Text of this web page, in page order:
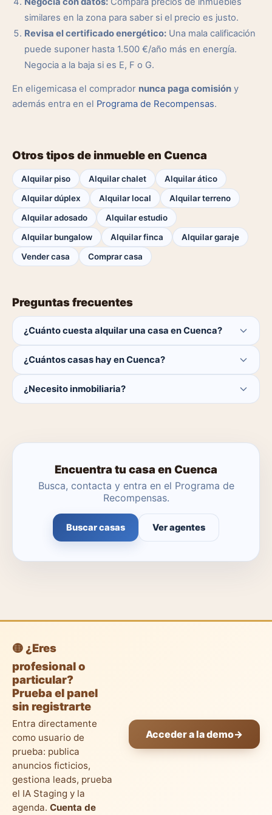
similares en la zona para saber si el precio es justo.
Revisa el certificado energético: Una mala calificación
puede suponer hasta 1.500 €/año más en energía.
Negocia a la baja si es E, F o G.
En eligemicasa el comprador nunca paga comisión y
además entra en el Programa de Recompensas.
Otros tipos de inmueble en Cuenca
Alquilar piso Alquilar chalet
Alquilar ático
Alquilar dúplex
Alquilar local
Alquilar terreno
Alquilar adosado
Alquilar estudio
Alquilar bungalow
Alquilar finca
Alquilar garaje
Vender casa
Comprar casa
Preguntas frecuentes
¿Cuánto cuesta alquilar una casa en Cuenca?
¿Cuántos casas hay en Cuenca?
catálogo se actualiza a diario.
¿Necesito inmobiliaria?
Encuentra tu casa en Cuenca
Busca, contacta y entra en el Programa de
Recompensas.
Buscar casas Ver agentes
🟡 ¿Eres
profesional o
particular?
Prueba el panel
sin registrarte
Entra directamente
como usuario de
prueba: publica
anuncios ficticios,
gestiona leads, prueba
el IA Staging y la
agenda. Cuenta de
Acceder a la demo→